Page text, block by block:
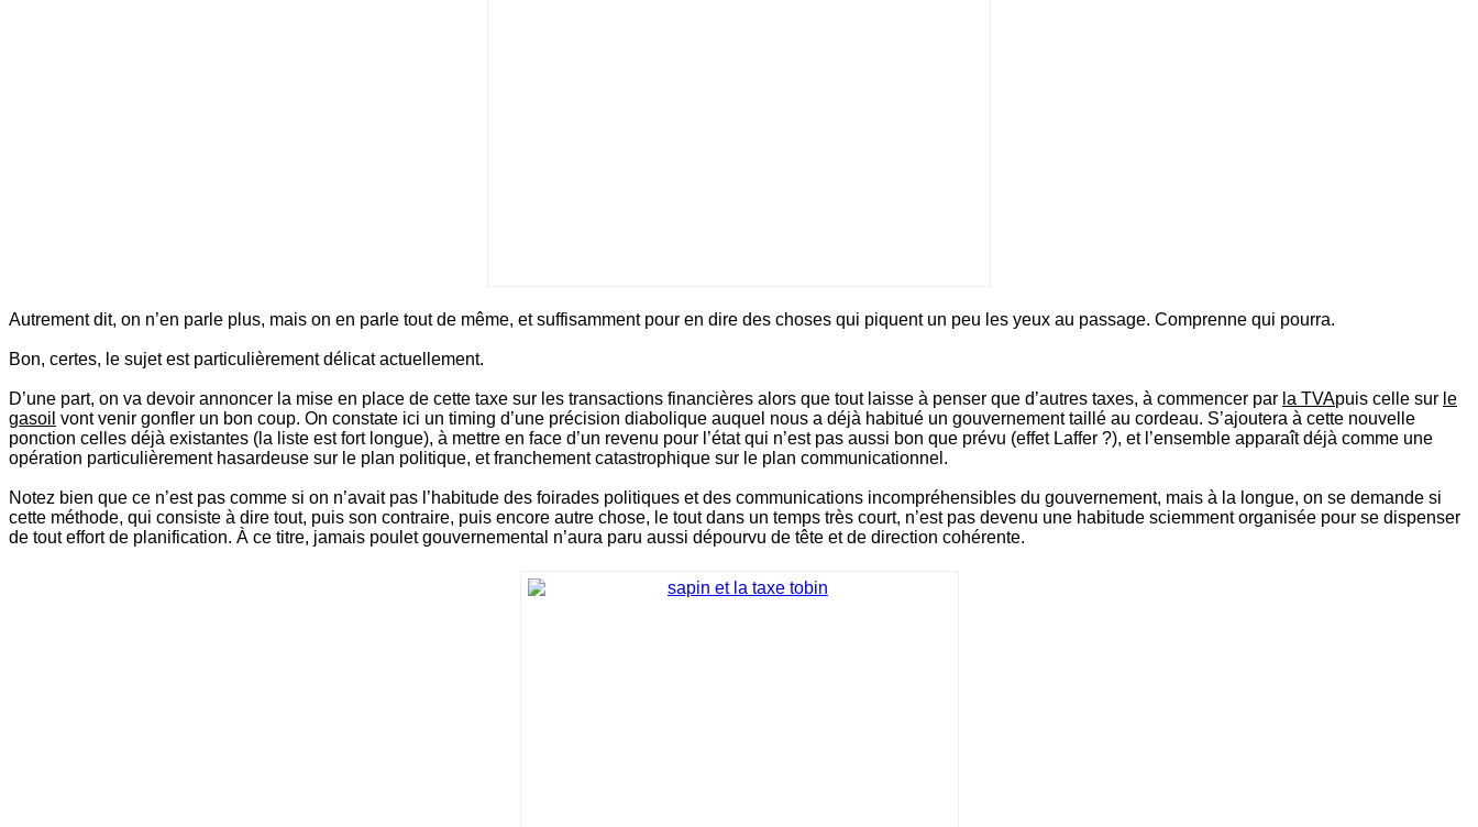
Autrement dit, on n’en parle plus, mais on en parle tout de même, et suffisamment pour en dire des choses qui piquent un peu les yeux au passage. Comprenne qui pourra.
Bon, certes, le sujet est particulièrement délicat actuellement.
D’une part, on va devoir annoncer la mise en place de cette taxe sur les transactions financières alors que tout laisse à penser que d’autres taxes, à commencer par la TVApuis celle sur le
gasoil vont venir gonfler un bon coup. On constate ici un timing d’une précision diabolique auquel nous a déjà habitué un gouvernement taillé au cordeau. S’ajoutera à cette nouvelle
ponction celles déjà existantes (la liste est fort longue), à mettre en face d’un revenu pour l’état qui n’est pas aussi bon que prévu (effet Laffer ?), et l’ensemble apparaît déjà comme une
opération particulièrement hasardeuse sur le plan politique, et franchement catastrophique sur le plan communicationnel.
Notez bien que ce n’est pas comme si on n’avait pas l’habitude des foirades politiques et des communications incompréhensibles du gouvernement, mais à la longue, on se demande si
cette méthode, qui consiste à dire tout, puis son contraire, puis encore autre chose, le tout dans un temps très court, n’est pas devenu une habitude sciemment organisée pour se dispenser
de tout effort de planification. À ce titre, jamais poulet gouvernemental n’aura paru aussi dépourvu de tête et de direction cohérente.